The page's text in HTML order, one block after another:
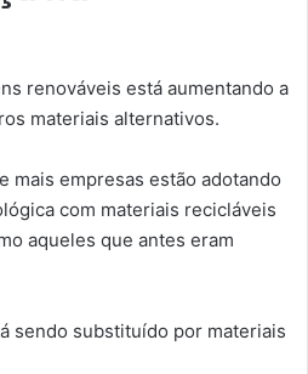
renováveis ​​está aumentando a
materiais alternativos.
mais empresas estão adotando
com materiais recicláveis
aqueles que antes eram
sendo substituído por materiais